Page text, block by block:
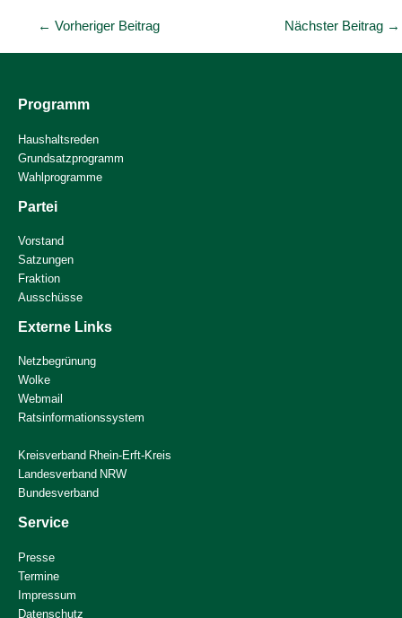
← Vorheriger Beitrag Nächster Beitrag →
Programm
Haushaltsreden
Grundsatzprogramm
Wahlprogramme
Partei
Vorstand
Satzungen
Fraktion
Ausschüsse
Externe Links
Netzbegrünung
Wolke
Webmail
Ratsinformationssystem
Kreisverband Rhein-Erft-Kreis
Landesverband NRW
Bundesverband
Service
Presse
Termine
Impressum
Datenschutz